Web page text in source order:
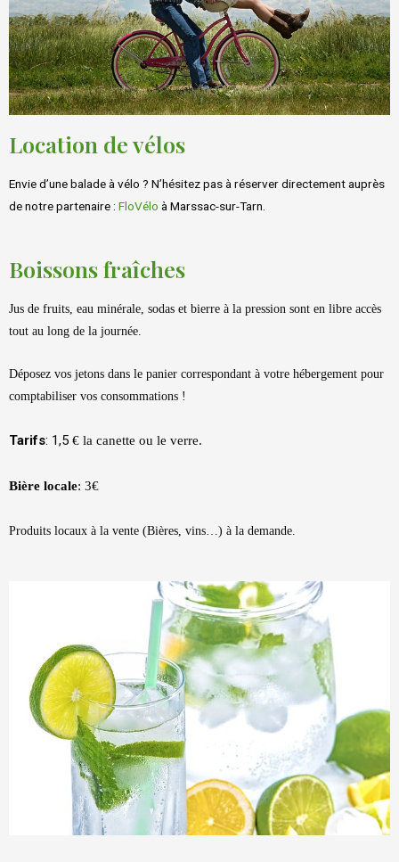
Location de vélos
Envie d’une balade à vélo ? N’hésitez pas à réserver directement auprès
de notre partenaire : FloVélo à Marssac-sur-Tarn.
Boissons fraîches
Jus de fruits, eau minérale, sodas et bierre à la pression sont en libre accès
tout au long de la journée.
Déposez vos jetons dans le panier correspondant à votre hébergement pour
comptabiliser vos consommations !
Tarifs: 1,5 € la canette ou le verre.
Bière locale: 3€
Produits locaux à la vente (Bières, vins…) à la demande.